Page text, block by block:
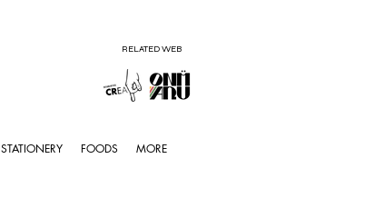
RELATED WEB
STATIONERY FOODS MORE